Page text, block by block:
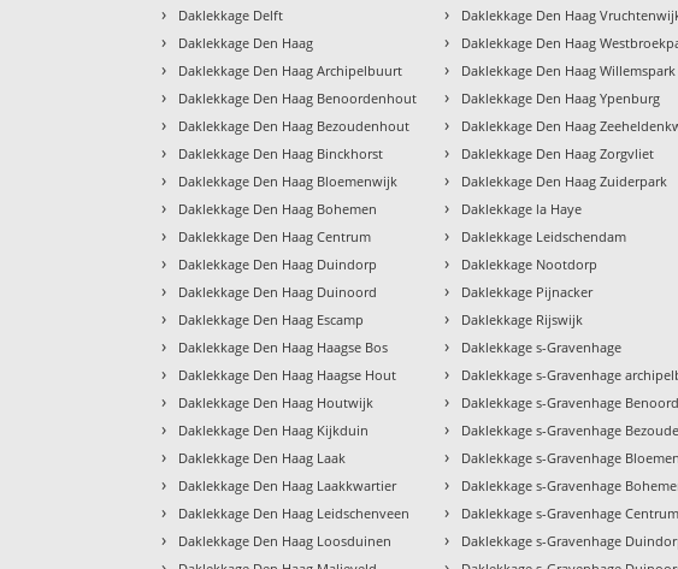
› Daklekkage Delft
› Daklekkage Den Haag
› Daklekkage Den Haag Archipelbuurt
› Daklekkage Den Haag Benoordenhout
› Daklekkage Den Haag Bezoudenhout
› Daklekkage Den Haag Binckhorst
› Daklekkage Den Haag Bloemenwijk
› Daklekkage Den Haag Bohemen
› Daklekkage Den Haag Centrum
› Daklekkage Den Haag Duindorp
› Daklekkage Den Haag Duinoord
› Daklekkage Den Haag Escamp
› Daklekkage Den Haag Haagse Bos
› Daklekkage Den Haag Haagse Hout
› Daklekkage Den Haag Houtwijk
› Daklekkage Den Haag Kijkduin
› Daklekkage Den Haag Laak
› Daklekkage Den Haag Laakkwartier
› Daklekkage Den Haag Leidschenveen
› Daklekkage Den Haag Loosduinen
› Daklekkage Den Haag
› Daklekkage Den Haag
› Daklekkage Den Haag Willemspark
› Daklekkage Den Haag Ypenburg
› Daklekkage Den Haag
› Daklekkage Den Haag Zorgvliet
› Daklekkage Den Haag Zuiderpark
› Daklekkage la Haye
› Daklekkage Leidschendam
› Daklekkage Nootdorp
› Daklekkage Pijnacker
› Daklekkage Rijswijk
› Daklekkage s-Gravenhage
› Daklekkage s-Gravenhage
› Daklekkage s-Gravenhage
› Daklekkage s-Gravenhage
› Daklekkage s-Gravenhage
› Daklekkage s-Gravenhage
› Daklekkage s-Gravenhage Centrum
› Daklekkage s-Gravenhage